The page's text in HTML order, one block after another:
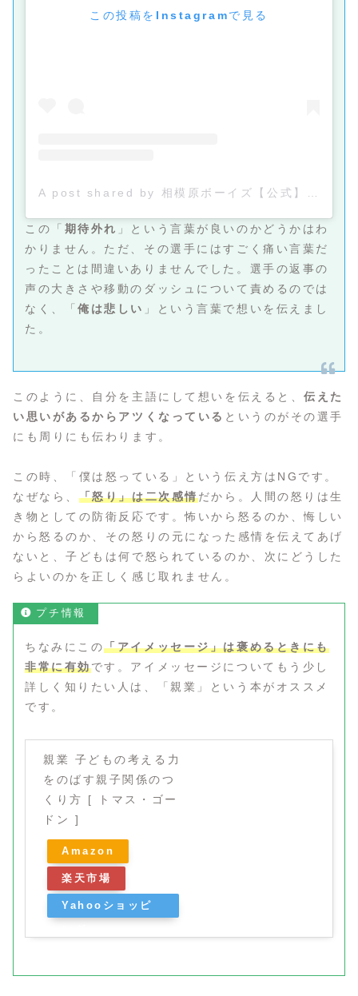
この投稿をInstagramで見る
A post shared by 相模原ボーイズ【公式】 (@sagamihara_boys)
この「 期待外れ 」という言葉が良いのかどうかはわ
かりません。ただ、その選手にはすごく痛い言葉だ
ったことは間違いありませんでした。選手の返事の
声の大きさや移動のダッシュについて責めるのでは
なく、「俺は悲しい 」という言葉で想いを伝えまし
た。
このように、自分を主語にして想いを伝えると、伝えた
い思いがあるからアツくなっている というのがその選手
にも周りにも伝わります。
この時、「僕は怒っている」という伝え方はNGです。
なぜなら、 「怒り」は二次感情だから。人間の怒りは生
き物としての防衛反応です。怖いから怒るのか、悔しい
から怒るのか、その怒りの元になった感情を伝えてあげ
ないと、子どもは何で怒られているのか、次にどうした
らよいのかを正しく感じ取れません。
プチ情報
ちなみにこの「アイメッセージ」は褒めるときにも
非常に有効です。アイメッセージについてもう少し
詳しく知りたい人は、「親業」という本がオススメ
です。
親業 子どもの考える力
をのばす親子関係のつ
くり方 [ トマス・ゴー
ドン ]
Amazon
楽天市場
Yahooショッピ